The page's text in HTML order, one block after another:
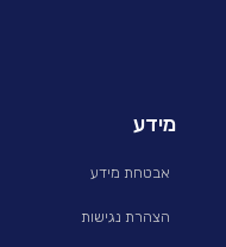
מידע
אבטחת מידע
הצהרת נגישות